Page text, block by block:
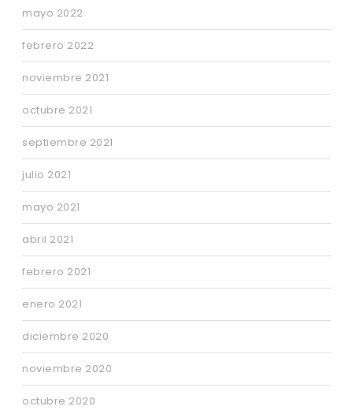
mayo 2022
febrero 2022
noviembre 2021
octubre 2021
septiembre 2021
julio 2021
mayo 2021
abril 2021
febrero 2021
enero 2021
diciembre 2020
noviembre 2020
octubre 2020